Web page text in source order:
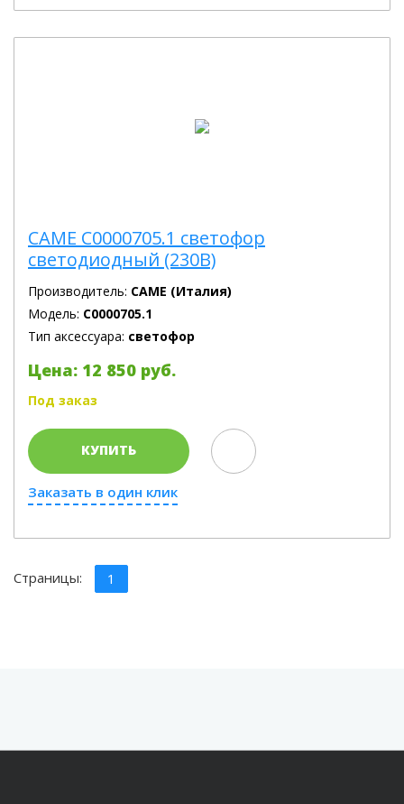
CAME C0000705.1 светофор
светодиодный (230В)
Производитель: CAME (Италия)
Модель: C0000705.1
Тип аксессуара: светофор
Цена: 12 850 руб.
Под заказ
КУПИТЬ
Заказать в один клик
Страницы: 1